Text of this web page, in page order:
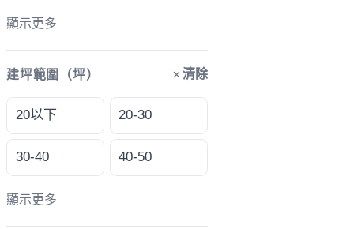
顯示更多
建坪範圍（坪） 清除
20以下 20-30
30-40 40-50
顯示更多